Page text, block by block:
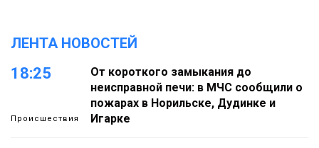
ЛЕНТА НОВОСТЕЙ
18:25
Происшествия
От короткого замыкания до
неисправной печи: в МЧС сообщили о
пожарах в Норильске, Дудинке и
Игарке